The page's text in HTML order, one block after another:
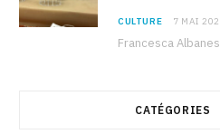
CULTURE 7 MAI
CATÉGORIES